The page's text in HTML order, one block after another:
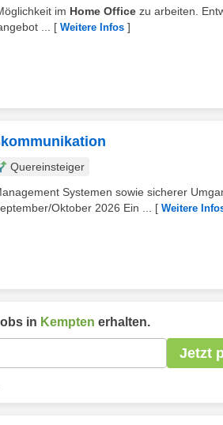
im Home Office zu arbeiten.
...
[ Weitere Infos ]
Quereinsteiger
Systemen sowie sicherer
Oktober 2026 Ein ...
[ Weitere
in Kempten erhalten.
Jetzt